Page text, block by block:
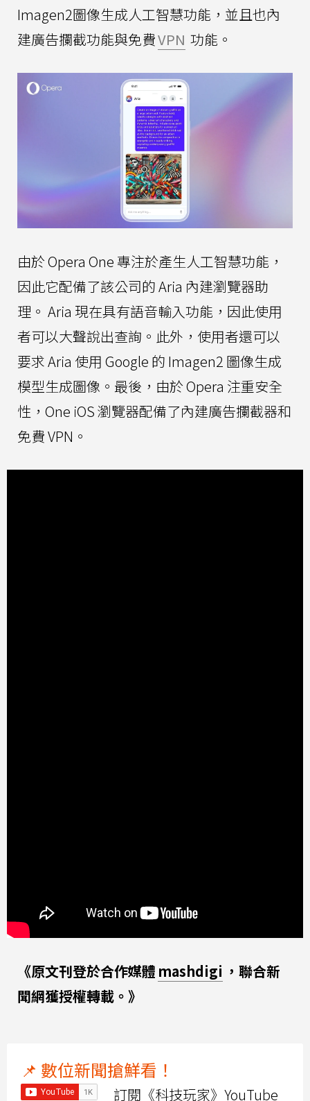
Imagen2圖像生成人工智慧功能，並且也內
建廣告攔截功能與免費VPN 功能。
由於 Opera One 專注於產生人工智慧功能，
因此它配備了該公司的 Aria 內建瀏覽器助
理。 Aria 現在具有語音輸入功能，因此使用
者可以大聲說出查詢。此外，使用者還可以
要求 Aria 使用 Google 的 Imagen2 圖像生成
模型生成圖像。最後，由於 Opera 注重安全
性，One iOS 瀏覽器配備了內建廣告攔截器和
免費 VPN。
《原文刊登於合作媒體 mashdigi ，聯合新
聞網獲授權轉載。》
📌 數位新聞搶鮮看！
訂閱《科技玩家》YouTube